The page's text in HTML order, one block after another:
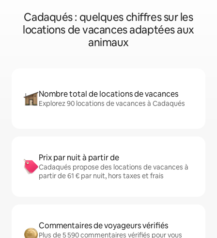
Cadaqués : quelques chiffres sur les
locations de vacances adaptées aux
animaux
Nombre total de locations de vacances
Explorez 90 locations de vacances à Cadaqués
Prix par nuit à partir de
Cadaqués propose des locations de vacances à
partir de 61 € par nuit, hors taxes et frais
Commentaires de voyageurs vérifiés
Plus de 5 590 commentaires vérifiés pour vous